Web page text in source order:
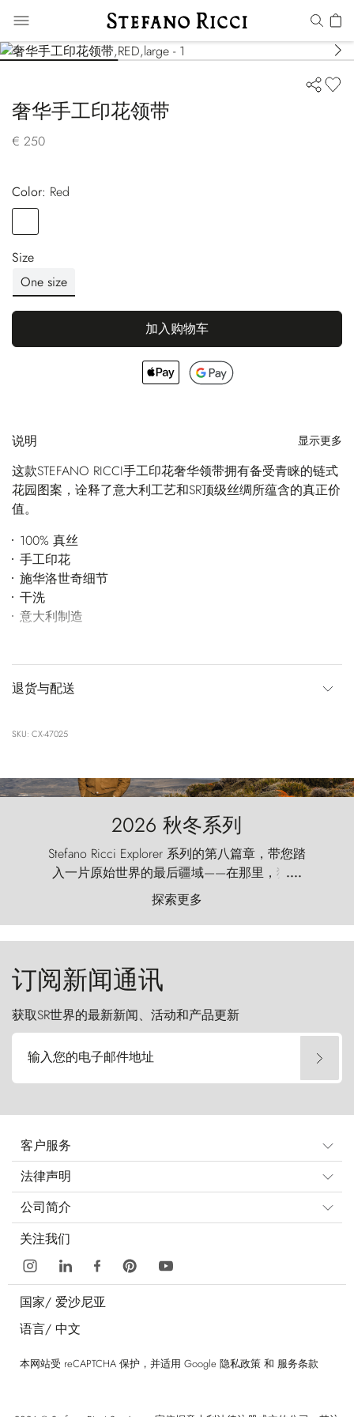
奢华手工印花领带
€ 250
Color:
red
Size
One size
加入购物车
说明 显示更多
这款STEFANO RICCI手工印花奢华领带拥有备受青睐的链式
花园图案，诠释了意大利工艺和SR顶级丝绸所蕴含的真正价
值。
100% 真丝
手工印花
施华洛世奇细节
干洗
意大利制造
退货与配送
SKU: CX-47025
2026 秋冬系列
Stefano Ricci Explorer 系列的第八篇章，带您踏
入一片原始世界的最后疆域——在那里，狂风
以远古的怒号雕琢着自然，而百内塔（Torres
del Paine）则宛如石砌的哨兵，傲然向苍穹发
起挑战。
....
探索更多
订阅新闻通讯
获取SR世界的最新新闻、活动和产品更新
输入您的电子邮件地址
客户服务
法律声明
公司简介
关注我们
国家/ 爱沙尼亚
语言/ 中文
本网站受 reCAPTCHA 保护，并适用 Google 隐私政策 和 服务条款